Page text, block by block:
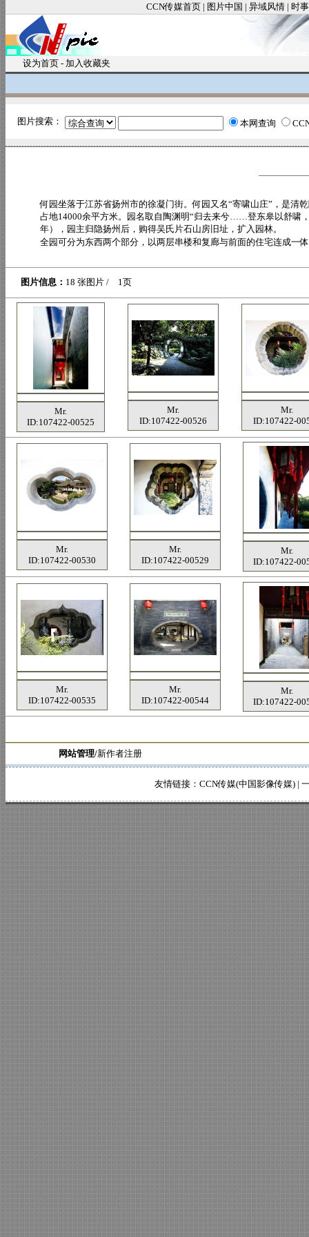
CCN传媒首页 | 图片中国 | 异域风情 | 时
设为首页 - 加入收藏夹
图片搜索： 本网查询
何园坐落于江苏省扬州市的徐凝门街。何园又名“寄啸山庄”，是清
占地14000余平方米。园名取自陶渊明“归去来兮……登东皋以舒啸
年），园主归隐扬州后，购得吴氏片石山房旧址，扩入园林。
全园可分为东西两个部分，以两层串楼和复廊与前面的住宅连成一
图片信息： 18 张图片 / 1页
Mr.
ID:107422-00525
Mr.
ID:107422-00526
Mr.
ID:107422-
Mr.
ID:107422-00530
Mr.
ID:107422-00529
Mr.
ID:107422-
Mr.
ID:107422-00535
Mr.
ID:107422-00544
Mr.
ID:107422-
网站管理/新作者注册
友情链接： CCN传媒(中国影像传媒) |